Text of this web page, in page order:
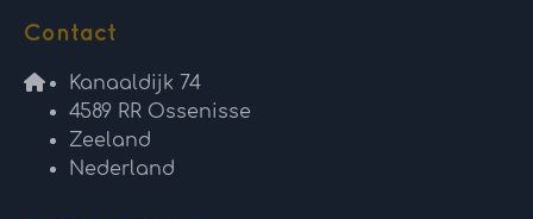
Contact
Kanaaldijk 74
4589 RR Ossenisse
Zeeland
Nederland